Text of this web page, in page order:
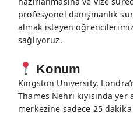
profesyonel danışmanlık
almak isteyen
sağlıyoruz.
Konum
Kingston University,
Thames Nehri kıyısında yer
merkezine sadece 25